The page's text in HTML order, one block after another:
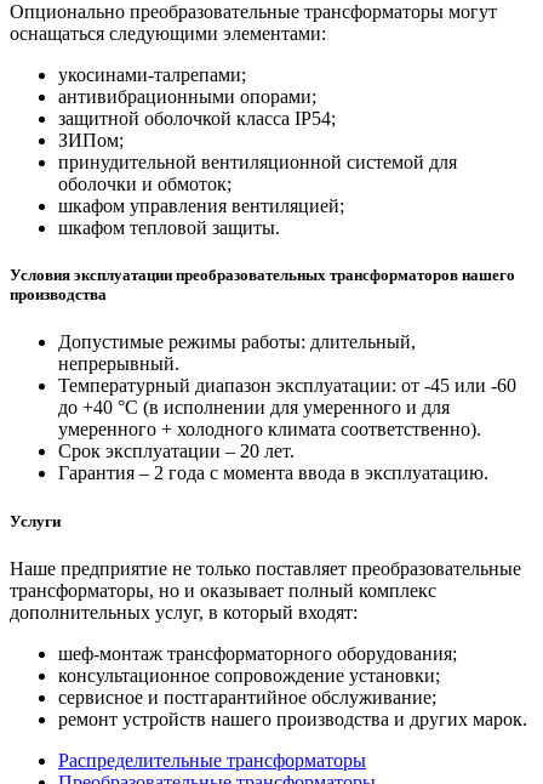
Опционально преобразовательные трансформаторы могут
оснащаться следующими элементами:
укосинами-талрепами;
антивибрационными опорами;
защитной оболочкой класса IP54;
ЗИПом;
принудительной вентиляционной системой для
оболочки и обмоток;
шкафом управления вентиляцией;
шкафом тепловой защиты.
Условия эксплуатации преобразовательных трансформаторов нашего
производства
Допустимые режимы работы: длительный,
непрерывный.
Температурный диапазон эксплуатации: от -45 или -60
до +40 °С (в исполнении для умеренного и для
умеренного + холодного климата соответственно).
Срок эксплуатации – 20 лет.
Гарантия – 2 года с момента ввода в эксплуатацию.
Услуги
Наше предприятие не только поставляет преобразовательные
трансформаторы, но и оказывает полный комплекс
дополнительных услуг, в который входят:
шеф-монтаж трансформаторного оборудования;
консультационное сопровождение установки;
сервисное и постгарантийное обслуживание;
ремонт устройств нашего производства и других марок.
Распределительные трансформаторы